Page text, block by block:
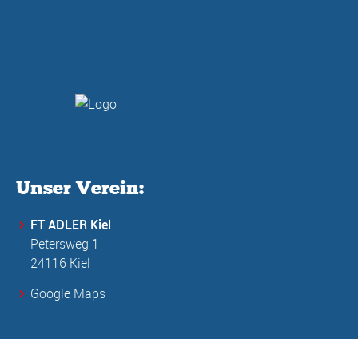
Unser Verein:
FT ADLER Kiel
Petersweg 1
24116 Kiel
Google Maps